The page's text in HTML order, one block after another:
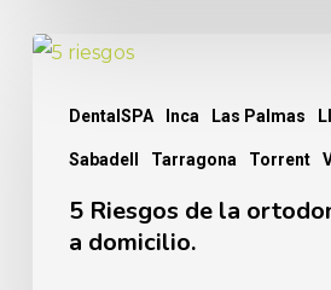
DentalSPA Inca Las Palmas
Sabadell Tarragona Torrent
5
ortodoncia
invisible
5 Riesgos de la
a domicilio.